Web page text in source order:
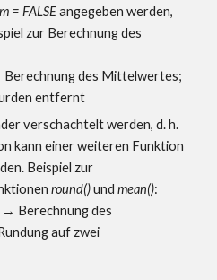
= FALSEangegeben werden,
zur Berechnung des
des Mittelwertes;
entfernt
verschachtelt werden, d. h.
kann einer weiteren Funktion
Beispiel zur
round()und mean():
→ Berechnung des
auf zwei